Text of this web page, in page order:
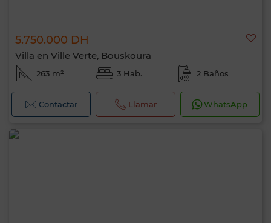
5.750.000 DH
Villa en Ville Verte, Bouskoura
263 m² 3 Hab. 2 Baños
Contactar Llamar WhatsApp